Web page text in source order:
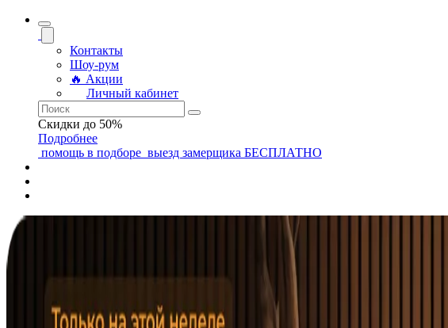
Контакты
Шоу-рум
🔥 Акции
Личный кабинет
Скидки до 50%
Подробнее
помощь в подборе выезд замерщика БЕСПЛАТНО